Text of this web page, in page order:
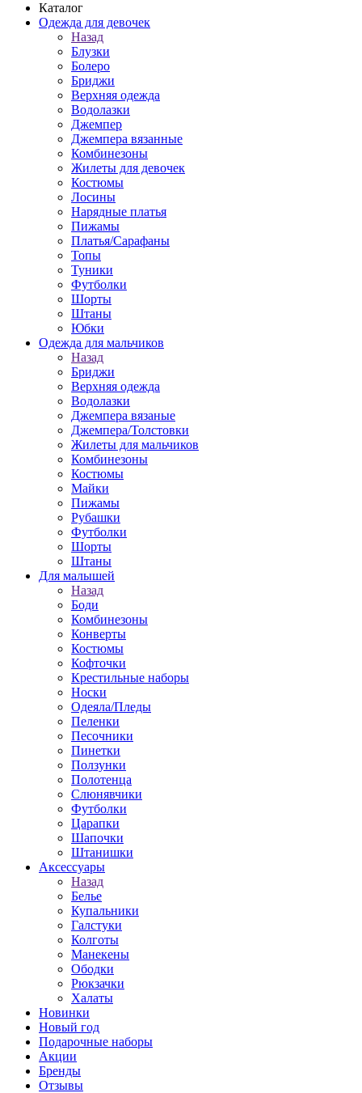
Каталог
Одежда для девочек
Назад
Блузки
Болеро
Бриджи
Верхняя одежда
Водолазки
Джемпер
Джемпера вязанные
Комбинезоны
Жилеты для девочек
Костюмы
Лосины
Нарядные платья
Пижамы
Платья/Сарафаны
Топы
Туники
Футболки
Шорты
Штаны
Юбки
Одежда для мальчиков
Назад
Бриджи
Верхняя одежда
Водолазки
Джемпера вязаные
Джемпера/Толстовки
Жилеты для мальчиков
Комбинезоны
Костюмы
Майки
Пижамы
Рубашки
Футболки
Шорты
Штаны
Для малышей
Назад
Боди
Комбинезоны
Конверты
Костюмы
Кофточки
Крестильные наборы
Носки
Одеяла/Пледы
Пеленки
Песочники
Пинетки
Ползунки
Полотенца
Слюнявчики
Футболки
Царапки
Шапочки
Штанишки
Аксессуары
Назад
Белье
Купальники
Галстуки
Колготы
Манекены
Ободки
Рюкзачки
Халаты
Новинки
Новый год
Подарочные наборы
Акции
Бренды
Отзывы